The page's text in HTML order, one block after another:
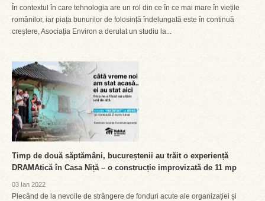
În contextul în care tehnologia are un rol din ce în ce mai mare în viețile
românilor, iar piața bunurilor de folosință îndelungată este în continuă
creștere, Asociația Environ a derulat un studiu la...
Timp de două săptămâni, bucureștenii au trăit o experiență
DRAMAtică în Casa Niță – o construcție improvizată de 11 mp
03 Ian 2022
Plecând de la nevoile de strângere de fonduri acute ale organizației și